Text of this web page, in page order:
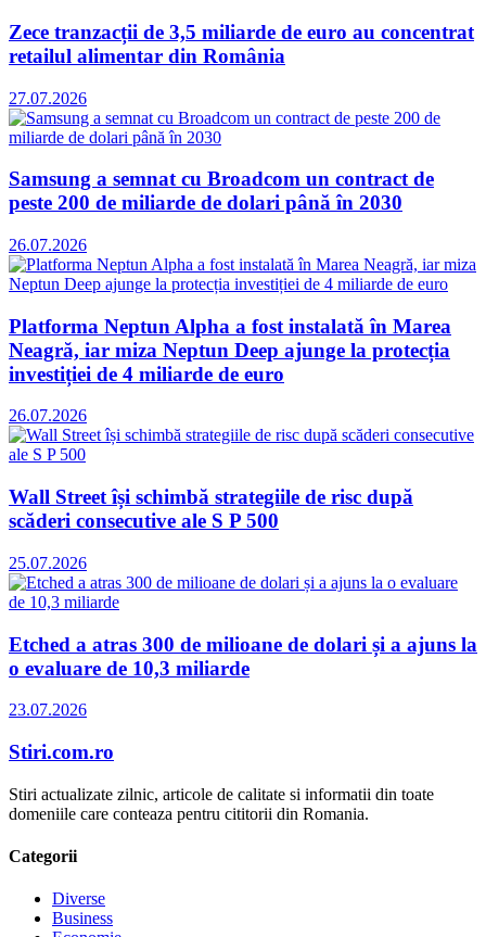
Zece tranzacții de 3,5 miliarde de euro au concentrat
retailul alimentar din România
27.07.2026
Samsung a semnat cu Broadcom un contract de
peste 200 de miliarde de dolari până în 2030
26.07.2026
Platforma Neptun Alpha a fost instalată în Marea
Neagră, iar miza Neptun Deep ajunge la protecția
investiției de 4 miliarde de euro
26.07.2026
Wall Street își schimbă strategiile de risc după
scăderi consecutive ale S P 500
25.07.2026
Etched a atras 300 de milioane de dolari și a ajuns la
o evaluare de 10,3 miliarde
23.07.2026
Stiri.com.ro
Stiri actualizate zilnic, articole de calitate si informatii din toate
domeniile care conteaza pentru cititorii din Romania.
Categorii
Diverse
Business